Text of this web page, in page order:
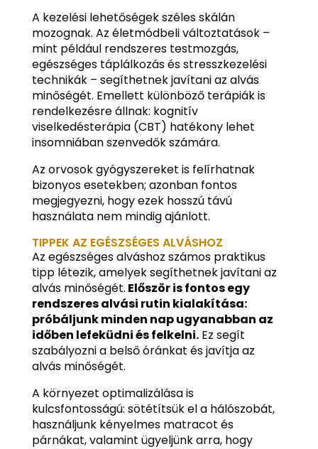
A kezelési lehetőségek széles skálán
mozognak. Az életmódbeli változtatások –
mint például rendszeres testmozgás,
egészséges táplálkozás és stresszkezelési
technikák – segíthetnek javítani az alvás
minőségét. Emellett különböző terápiák is
rendelkezésre állnak: kognitív
viselkedésterápia (CBT) hatékony lehet
insomniában szenvedők számára.
Az orvosok gyógyszereket is felírhatnak
bizonyos esetekben; azonban fontos
megjegyezni, hogy ezek hosszú távú
használata nem mindig ajánlott.
TIPPEK AZ EGÉSZSÉGES ALVÁSHOZ
Az egészséges alváshoz számos praktikus
tipp létezik, amelyek segíthetnek javítani az
alvás minőségét. Először is fontos egy
rendszeres alvási rutin kialakítása:
próbáljunk minden nap ugyanabban az
időben lefeküdni és felkelni.Ez segít
szabályozni a belső óránkat és javítja az
alvás minőségét.
A környezet optimalizálása is
kulcsfontosságú: sötétítsük el a hálószobát,
használjunk kényelmes matracot és
párnákat, valamint ügyeljünk arra, hogy